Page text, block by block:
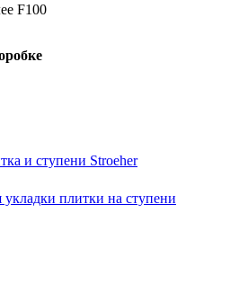
F100
и ступени Stroeher
плитки на ступени